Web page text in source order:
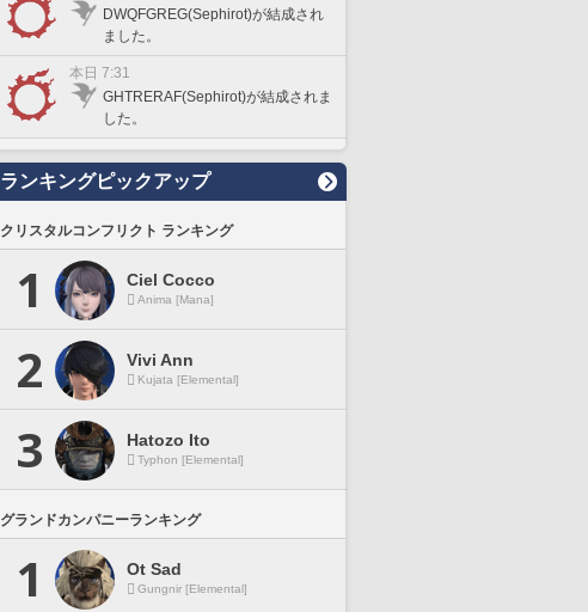
DWQFGREG(Sephirot)が結成され
ました。
本日 7:31
GHTRERAF(Sephirot)が結成されま
した。
ランキングピックアップ
クリスタルコンフリクト ランキング
1 Ciel Cocco
Anima [Mana]
2 Vivi Ann
Kujata [Elemental]
3 Hatozo Ito
Typhon [Elemental]
グランドカンパニーランキング
1 Ot Sad
Gungnir [Elemental]